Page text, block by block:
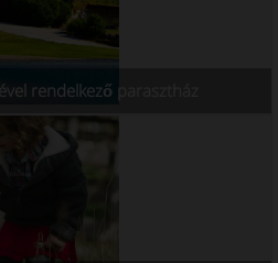
rendelkező parasztház